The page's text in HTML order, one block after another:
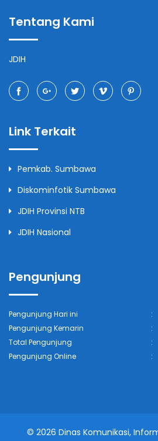
Tentang Kami
JDIH
Link Terkait
Pemkab. Sumbawa
Diskominfotik Sumbawa
JDIH Provinsi NTB
JDIH Nasional
Pengunjung
Pengunjung Hari ini :
Pengunjung Kemarin
:
Total Pengunjung
:
Pengunjung Online
:
© 2026 Dinas Komunikasi,